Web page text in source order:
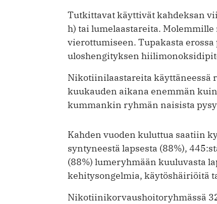
Tutkittavat käyttivät kahdeksan
h) tai lumelaastareita.
vierottumiseen. Tupakasta
uloshengityksen
Nikotiinilaastareita käyttäneessä
kuukauden aikana enemmän
kummankin ryhmän naisista
Kahden vuoden kuluttua saatiin
syntyneestä lapsesta (88%),
(88%) lumeryhmään kuuluvasta
kehitysongelmia, käytöshäiriöitä
Nikotiinikorvaushoitoryhmässä